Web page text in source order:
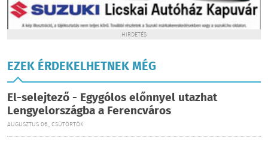
HIRDETÉS
EZEK ÉRDEKELHETNEK MÉG
El-selejtező - Egygólos előnnyel utazhat
Lengyelországba a Ferencváros
AUGUSZTUS 06., CSÜTÖRTÖK